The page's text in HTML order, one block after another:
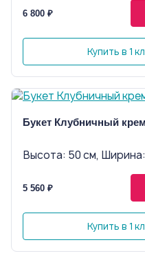
6 800 ₽
Купить в 1
Букет Клубничный крем
Высота: 50 см,
5 560 ₽
Купить в 1